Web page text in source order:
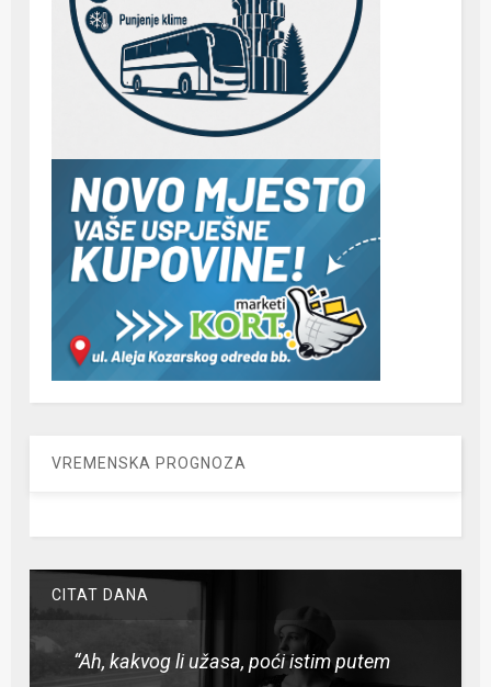
VREMENSKA PROGNOZA
CITAT DANA
“Ah, kakvog li užasa, poći istim putem